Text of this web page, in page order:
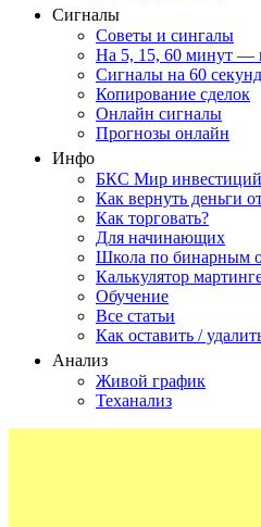
Сигналы
Советы и сингалы
На 5, 15, 60 минут —
Сигналы на 60 секунд
Копирование сделок
Онлайн сигналы
Прогнозы онлайн
Инфо
БКС Мир
Как вернуть деньги
Как торговать?
Для начинающих
Школа по бинарным
Калькулятор
Обучение
Все статьи
Как оставить /
Анализ
Живой график
Теханализ